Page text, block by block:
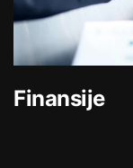
Finansije